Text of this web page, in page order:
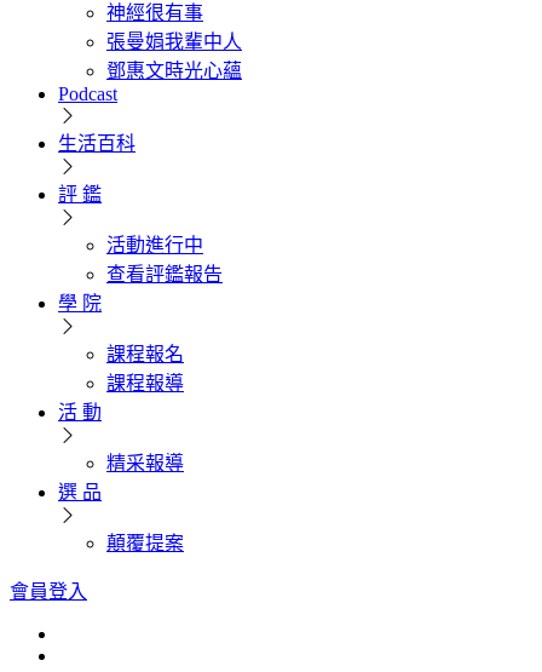
神經很有事
張曼娟我輩中人
鄧惠文時光心蘊
Podcast
生活百科
評 鑑
活動進行中
查看評鑑報告
學 院
課程報名
課程報導
活 動
精采報導
選 品
顛覆提案
會員登入